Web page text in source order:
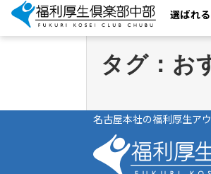
選ばれ
タグ：お
名古屋本社の福利厚生ア